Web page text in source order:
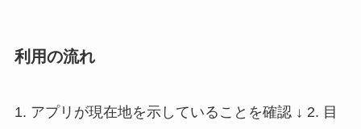
利用の流れ
1. アプリが現在地を示していることを確認 ↓ 2. 目